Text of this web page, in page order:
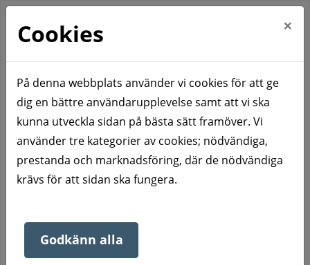
Hem Kontakta oss Fastighetsskötsel
Fastighetsskötsel
Har du inte tillgång till Felanmälan /
Cookies ×
På denna webbplats använder vi cookies för att ge
dig en bättre användarupplevelse samt att vi ska
kunna utveckla sidan på bästa sätt framöver. Vi
använder tre kategorier av cookies; nödvändiga,
prestanda och marknadsföring, där de nödvändiga
krävs för att sidan ska fungera.
Godkänn alla